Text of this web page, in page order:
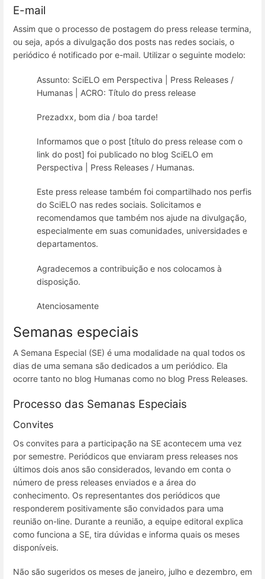
E-mail
Assim que o processo de postagem do press release termina,
ou seja, após a divulgação dos posts nas redes sociais, o
periódico é notificado por e-mail. Utilizar o seguinte modelo:
Assunto: SciELO em Perspectiva | Press Releases /
Humanas | ACRO: Título do press release
Prezadxx, bom dia / boa tarde!
Informamos que o post [título do press release com o
link do post] foi publicado no blog SciELO em
Perspectiva | Press Releases / Humanas.
Este press release também foi compartilhado nos perfis
do SciELO nas redes sociais. Solicitamos e
recomendamos que também nos ajude na divulgação,
especialmente em suas comunidades, universidades e
departamentos.
Agradecemos a contribuição e nos colocamos à
disposição.
Atenciosamente
Semanas especiais
A Semana Especial (SE) é uma modalidade na qual todos os
dias de uma semana são dedicados a um periódico. Ela
ocorre tanto no blog Humanas como no blog Press Releases.
Processo das Semanas Especiais
Convites
Os convites para a participação na SE acontecem uma vez
por semestre. Periódicos que enviaram press releases nos
últimos dois anos são considerados, levando em conta o
número de press releases enviados e a área do
conhecimento. Os representantes dos periódicos que
responderem positivamente são convidados para uma
reunião on-line. Durante a reunião, a equipe editoral explica
como funciona a SE, tira dúvidas e informa quais os meses
disponíveis.
Não são sugeridos os meses de janeiro, julho e dezembro, em